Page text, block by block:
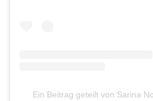
Ein Beitrag geteilt von Sarina